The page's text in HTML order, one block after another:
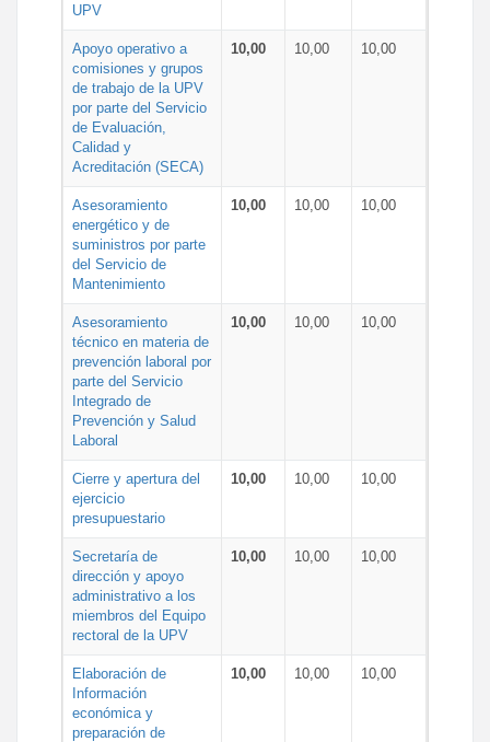
UPV
Apoyo operativo a
comisiones y grupos
de trabajo de la UPV
por parte del Servicio
de Evaluación,
Calidad y
Acreditación (SECA)
10,00 10,00 10,00
Asesoramiento
energético y de
suministros por parte
del Servicio de
Mantenimiento
10,00 10,00 10,00
Asesoramiento
técnico en materia de
prevención laboral por
parte del Servicio
Integrado de
Prevención y Salud
Laboral
10,00 10,00 10,00
Cierre y apertura del
ejercicio
presupuestario
10,00 10,00 10,00
Secretaría de
dirección y apoyo
administrativo a los
miembros del Equipo
rectoral de la UPV
10,00 10,00 10,00
Elaboración de
Información
económica y
preparación de
10,00 10,00 10,00